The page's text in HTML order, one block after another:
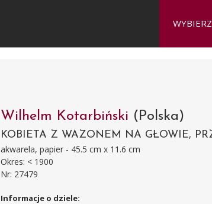
Wilhelm Kotarbiński (Polska)
KOBIETA Z WAZONEM NA GŁOWIE,
akwarela, papier - 45.5 cm x 11.6 cm
Okres: < 1900
Nr: 27479
Informacje o dziele: